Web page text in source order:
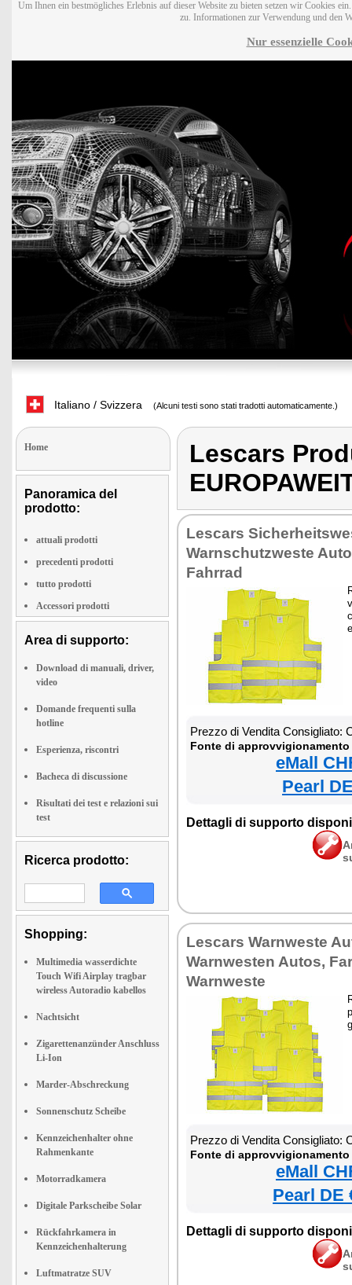
Um Ihnen ein bestmögliches Erlebnis auf dieser Website zu bieten setzen wir Cookies
zu. Informationen zur Verwendung und den
Nur essenzielle
Italiano / Svizzera (Alcuni testi sono stati tradotti automaticamente.)
Home
Panoramica del
prodotto:
attuali prodotti
precedenti prodotti
tutto prodotti
Accessori prodotti
Area di supporto:
Download di manuali, driver,
video
Domande frequenti sulla
hotline
Esperienza, riscontri
Bacheca di discussione
Risultati dei test e relazioni sui
test
Ricerca prodotto:
Shopping:
Multimedia wasserdichte
Touch Wifi Airplay tragbar
wireless Autoradio kabellos
Nachtsicht
Zigarettenanzünder Anschluss
Li-Ion
Marder-Abschreckung
Sonnenschutz Scheibe
Kennzeichenhalter ohne
Rahmenkante
Motorradkamera
Digitale Parkscheibe Solar
Rückfahrkamera in
Kennzeichenhalterung
Luftmatratze SUV
Lescars
Lescars
Warnschutzweste
Fahrrad
Prezzo di Vendita Consigliato:
Fonte di
eMall
Pearl
Dettagli di supporto
Lescars Warnweste
Warnwesten Autos,
Warnweste
Prezzo di Vendita Consigliato:
Fonte di
eMall
Pearl DE
Dettagli di supporto